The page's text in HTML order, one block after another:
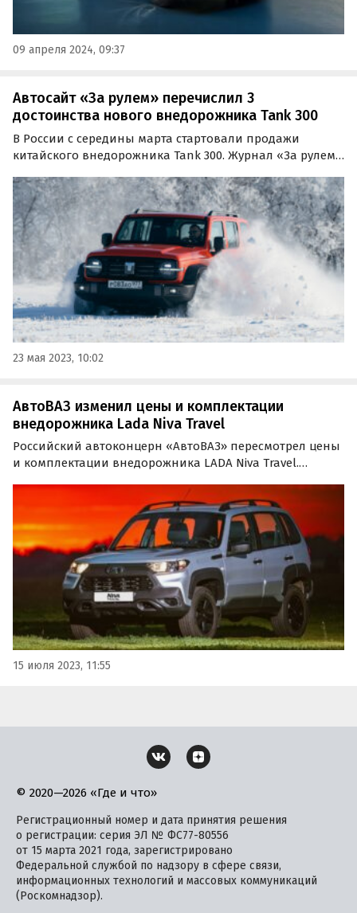
09 апреля 2024, 09:37
Автосайт «За рулем» перечислил 3
достоинства нового внедорожника Tank 300
В России с середины марта стартовали продажи
китайского внедорожника Tank 300. Журнал «За рулем»
преимуществ назван необычный и привлекательный
внешний вид, включающий в себя узкий капот,
круглые…
23 мая 2023, 10:02
АвтоВАЗ изменил цены и комплектации
внедорожника Lada Niva Travel
Российский автоконцерн «АвтоВАЗ» пересмотрел цены
и комплектации внедорожника LADA Niva Travel.
двух других он подорожал на 5 тыс. рублей, сообщает
портал «Автоновости дня».
15 июля 2023, 11:55
© 2020—2026 «Где и что»
Регистрационный номер и дата принятия решения
о регистрации: серия ЭЛ № ФС77-80556
от 15 марта 2021 года, зарегистрировано
Федеральной службой по надзору в сфере связи,
информационных технологий и массовых коммуникаций
(Роскомнадзор).